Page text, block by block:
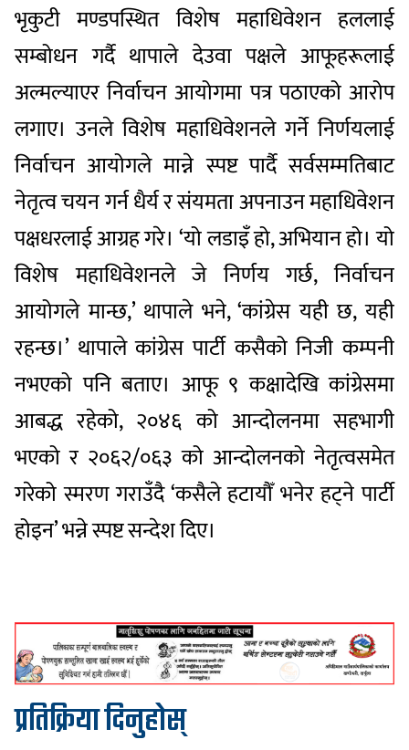
भृकुटी मण्डपस्थित विशेष महाधिवेशन हललाई
सम्बोधन गर्दै थापाले देउवा पक्षले आफूहरूलाई
अल्मल्याएर निर्वाचन आयोगमा पत्र पठाएको आरोप
लगाए। उनले विशेष महाधिवेशनले गर्ने निर्णयलाई
निर्वाचन आयोगले मान्ने स्पष्ट पार्दै सर्वसम्मतिबाट
नेतृत्व चयन गर्न धैर्य र संयमता अपनाउन महाधिवेशन
पक्षधरलाई आग्रह गरे। ‘यो लडाइँ हो, अभियान हो। यो
विशेष महाधिवेशनले जे निर्णय गर्छ, निर्वाचन
आयोगले मान्छ,’ थापाले भने, ‘कांग्रेस यही छ, यही
रहन्छ।’ थापाले कांग्रेस पार्टी कसैको निजी कम्पनी
नभएको पनि बताए। आफू ९ कक्षादेखि कांग्रेसमा
आबद्ध रहेको, २०४६ को आन्दोलनमा सहभागी
भएको र २०६२/०६३ को आन्दोलनको नेतृत्वसमेत
गरेको स्मरण गराउँदै ‘कसैले हटायौँ भनेर हट्ने पार्टी
होइन’ भन्ने स्पष्ट सन्देश दिए।
प्रतिक्रिया दिनुहोस्